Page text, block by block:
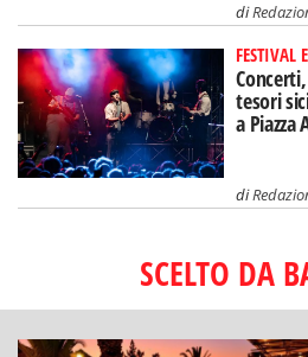
di
FESTIVAL
tesori
a Piazza
di
SCELTO DA